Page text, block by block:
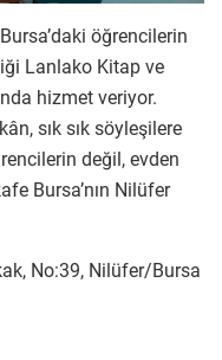
öğrencilerin
Lanlako Kitap ve
hizmet veriyor.
sık sık söyleşilere
değil, evden
Bursa’nın Nilüfer
No:39, Nilüfer/Bursa